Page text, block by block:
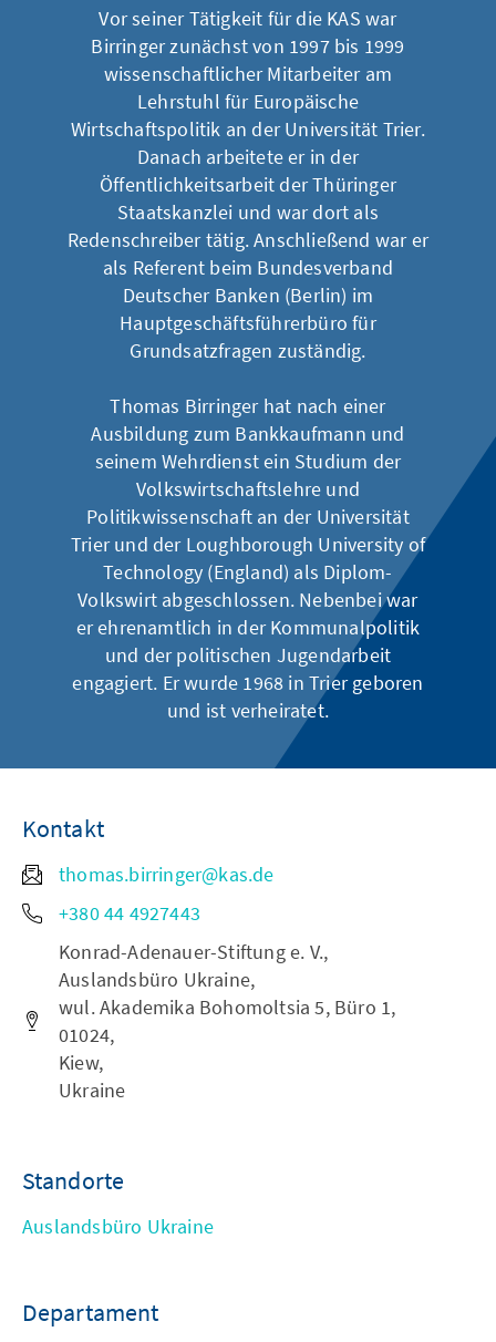
Vor seiner Tätigkeit für die KAS war
Birringer zunächst von 1997 bis 1999
wissenschaftlicher Mitarbeiter am
Lehrstuhl für Europäische
Wirtschaftspolitik an der Universität Trier.
Danach arbeitete er in der
Öffentlichkeitsarbeit der Thüringer
Staatskanzlei und war dort als
Redenschreiber tätig. Anschließend war er
als Referent beim Bundesverband
Deutscher Banken (Berlin) im
Hauptgeschäftsführerbüro für
Grundsatzfragen zuständig.
Thomas Birringer hat nach einer
Ausbildung zum Bankkaufmann und
seinem Wehrdienst ein Studium der
Volkswirtschaftslehre und
Politikwissenschaft an der Universität
Trier und der Loughborough University of
Technology (England) als Diplom-
Volkswirt abgeschlossen. Nebenbei war
er ehrenamtlich in der Kommunalpolitik
und der politischen Jugendarbeit
engagiert. Er wurde 1968 in Trier geboren
und ist verheiratet.
Kontakt
thomas.birringer@kas.de
+380 44 4927443
Konrad-Adenauer-Stiftung e. V.,
Auslandsbüro Ukraine,
wul. Akademika Bohomoltsia 5, Büro 1,
01024,
Kiew,
Ukraine
Standorte
Auslandsbüro Ukraine
Departament